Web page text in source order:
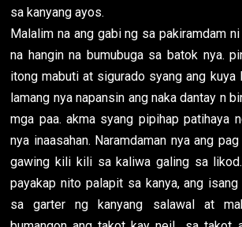
sa kanyang ayos.
Malalim na ang gabi ng sa pakiramdam
na hangin na bumubuga sa batok nya.
itong mabuti at sigurado syang ang kuya
lamang nya napansin ang naka dantay n
mga paa. akma syang pipihap patihaya
nya inaasahan. Naramdaman nya ang
gawing kili kili sa kaliwa galing sa
payakap nito palapit sa kanya, ang
sa garter ng kanyang salawal at